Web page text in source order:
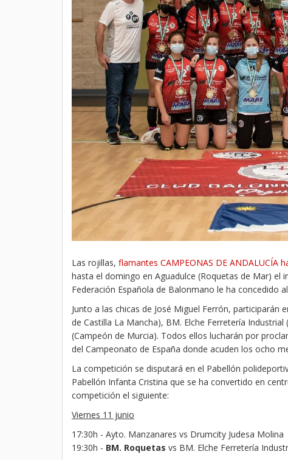
Las rojillas, flamantes CAMPEONAS DE ANDALUCÍA
hasta el domingo en Aguadulce (Roquetas de Mar) el
Federación Española de Balonmano le ha concedido
Junto a las chicas de José Miguel Ferrón,
de Castilla La Mancha), BM. Elche Ferretería
(Campeón de Murcia). Todos ellos lucharán por
del Campeonato de España donde acuden los ocho
La competición se disputará en el Pabellón
Pabellón Infanta Cristina que se ha convertido en
competición el siguiente:
Viernes 11 junio
17:30h - Ayto. Manzanares vs Drumcity Judesa Molina
19:30h - BM. Roquetas vs BM. Elche Ferretería